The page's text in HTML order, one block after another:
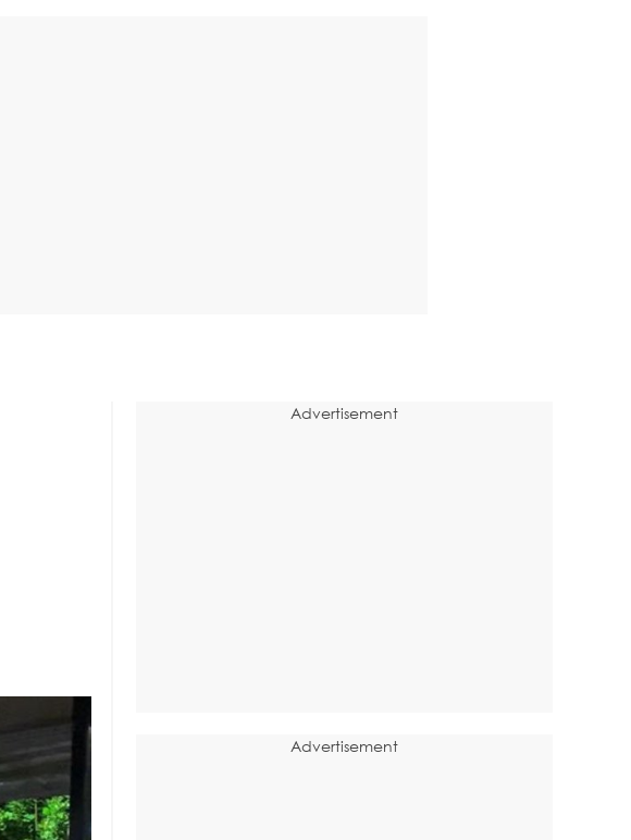
Advertisement
Advertisement